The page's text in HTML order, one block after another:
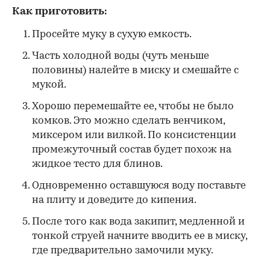
Как приготовить:
Просейте муку в сухую емкость.
Часть холодной воды (чуть меньше
половины) налейте в миску и смешайте с
мукой.
Хорошо перемешайте ее, чтобы не было
комков. Это можно сделать венчиком,
миксером или вилкой. По консистенции
промежуточный состав будет похож на
жидкое тесто для блинов.
Одновременно оставшуюся воду поставьте
на плиту и доведите до кипения.
После того как вода закипит, медленной и
тонкой струей начните вводить ее в миску,
где предварительно замочили муку.